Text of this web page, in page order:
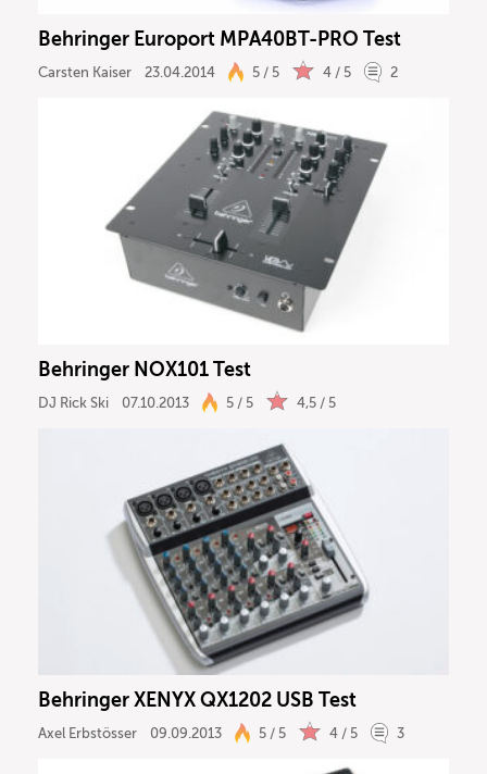
Behringer Europort MPA40BT-PRO Test
Carsten Kaiser 23.04.2014 5 / 5 4 / 5 2
Behringer NOX101 Test
DJ Rick Ski 07.10.2013 5 / 5 4,5 / 5
Behringer XENYX QX1202 USB Test
Axel Erbstösser 09.09.2013 5 / 5 4 / 5 3